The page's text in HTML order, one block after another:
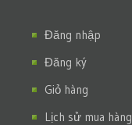
Đăng nhập
Đăng ký
Giỏ hàng
Lịch sử mua hàng